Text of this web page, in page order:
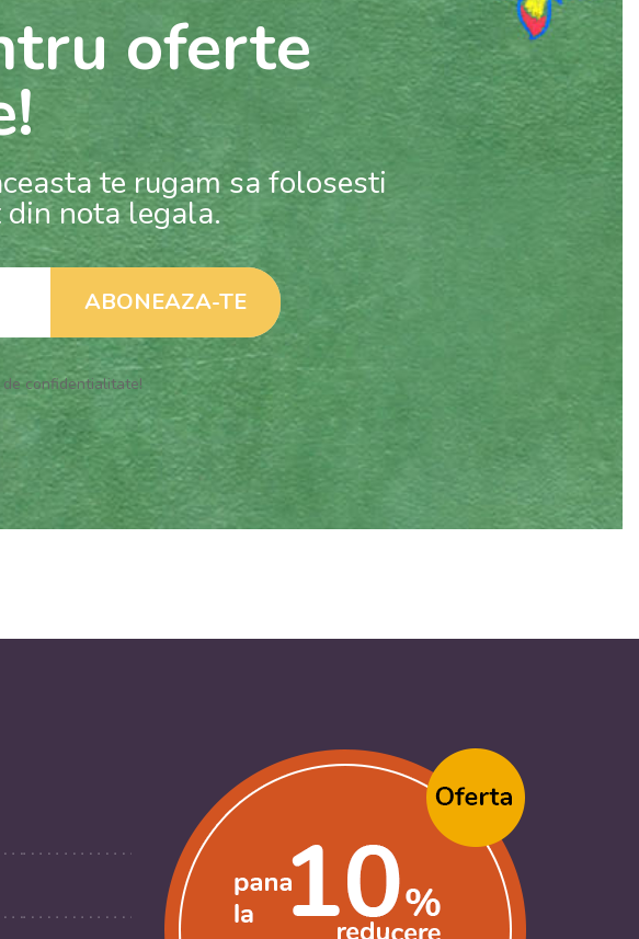
oferte
te rugam sa folosesti
nota legala.
confidentialitate!